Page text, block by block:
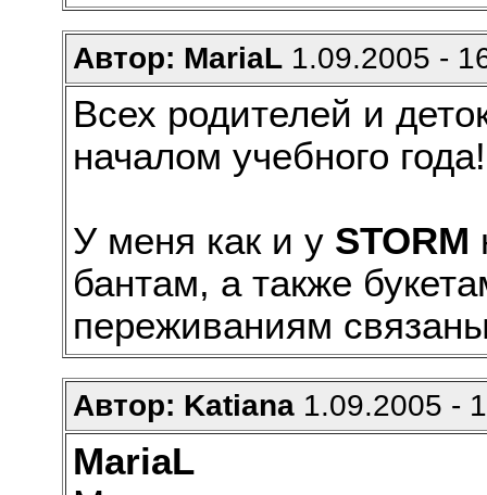
Автор: MariaL1.09.2005 -
Всех родителей и
началом учебного года!
У меня как и у STORM
бантам, а также
переживаниям
Автор: Katiana1.09.2005 -
MariaL